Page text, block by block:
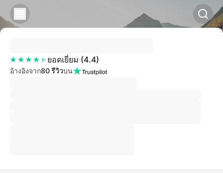
ยอดเยี่ยม (4.4)
อ้างอิงจาก80 รีวิวบน